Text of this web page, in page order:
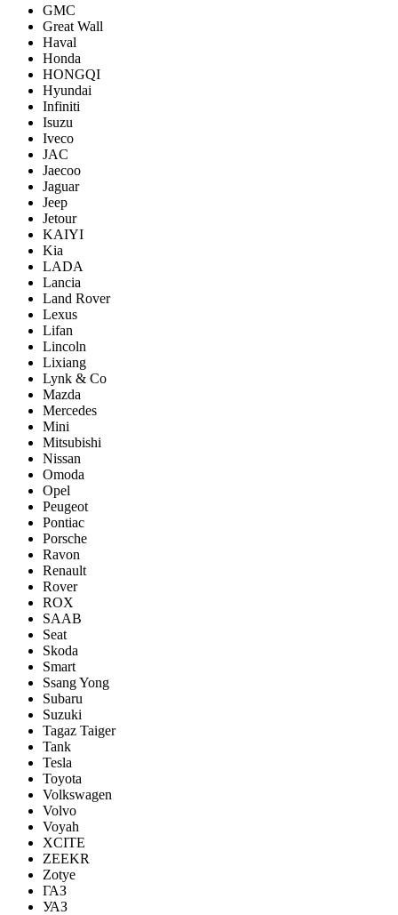
GMC
Great Wall
Haval
Honda
HONGQI
Hyundai
Infiniti
Isuzu
Iveco
JAC
Jaecoo
Jaguar
Jeep
Jetour
KAIYI
Kia
LADA
Lancia
Land Rover
Lexus
Lifan
Lincoln
Lixiang
Lynk & Co
Mazda
Mercedes
Mini
Mitsubishi
Nissan
Omoda
Opel
Peugeot
Pontiac
Porsсhe
Ravon
Renault
Rover
ROX
SAAB
Seat
Skoda
Smart
Ssang Yong
Subaru
Suzuki
Tagaz Taiger
Tank
Tesla
Toyota
Volkswagen
Volvo
Voyah
XCITE
ZEEKR
Zotye
ГАЗ
УАЗ